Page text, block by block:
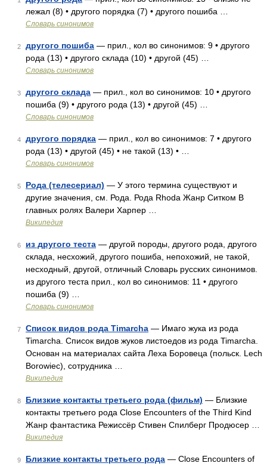
лежал (8) • другого порядка (7) • другого пошиба …
Словарь синонимов
2 другого пошиба — прил., кол во синонимов: 9 • другого
рода (13) • другого склада (10) • другой (45) …
Словарь синонимов
3 другого склада — прил., кол во синонимов: 10 • другого
пошиба (9) • другого рода (13) • другой (45) …
Словарь синонимов
4 другого порядка — прил., кол во синонимов: 7 • другого
рода (13) • другой (45) • не такой (13) • …
Словарь синонимов
5 Рода (телесериал) — У этого термина существуют и
другие значения, см. Рода. Рода Rhoda Жанр Ситком В
главных ролях Валери Харпер …
Википедия
6 из другого теста — другой породы, другого рода, другого
склада, несхожий, другого пошиба, непохожий, не такой,
несходный, другой, отличный Словарь русских синонимов.
из другого теста прил., кол во синонимов: 11 • другого
пошиба (9) …
Словарь синонимов
7 Список видов рода Timarcha — Имаго жука из рода
Timarcha. Список видов жуков листоедов из рода Timarcha.
Основан на материалах сайта Леха Боровеца (польск. Lech
Borowiec), сотрудника …
Википедия
8 Близкие контакты третьего рода (фильм) — Близкие
контакты третьего рода Close Encounters of the Third Kind
Жанр фантастика Режиссёр Стивен Спилберг Продюсер …
Википедия
9 Близкие контакты третьего рода — Close Encounters of